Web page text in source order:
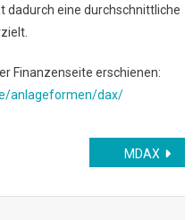
dadurch eine durchschnittliche
Finanzenseite erschienen:
anlageformen/dax/
MDAX